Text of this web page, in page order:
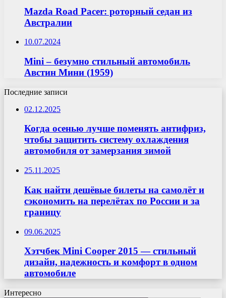
Mazda Road Pacer: роторный седан из
Австралии
10.07.2024
Mini – безумно стильный автомобиль
Австин Мини (1959)
Последние записи
02.12.2025
Когда осенью лучше поменять антифриз,
чтобы защитить систему охлаждения
автомобиля от замерзания зимой
25.11.2025
Как найти дешёвые билеты на самолёт и
сэкономить на перелётах по России и за
границу
09.06.2025
Хэтчбек Mini Cooper 2015 — стильный
дизайн, надежность и комфорт в одном
автомобиле
Интересно